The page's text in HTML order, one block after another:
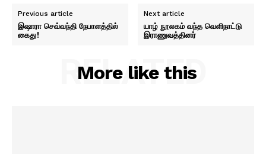
Previous article
இஷாரா செவ்வந்தி நேபாளத்தில்
கைது!
Next article
யாழ் நூலகம் வந்த வெளிநாட்டு
இராணுவத்தினர்
More like this
RELATED